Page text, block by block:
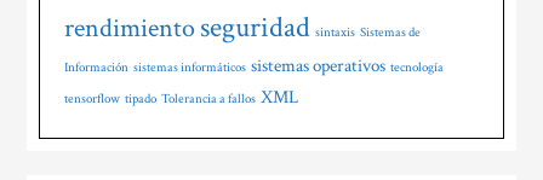
rendimientoseguridad sintaxis Sistemas de
Información sistemas informáticos sistemas operativos tecnología
tensorflow tipado Tolerancia a fallos XML